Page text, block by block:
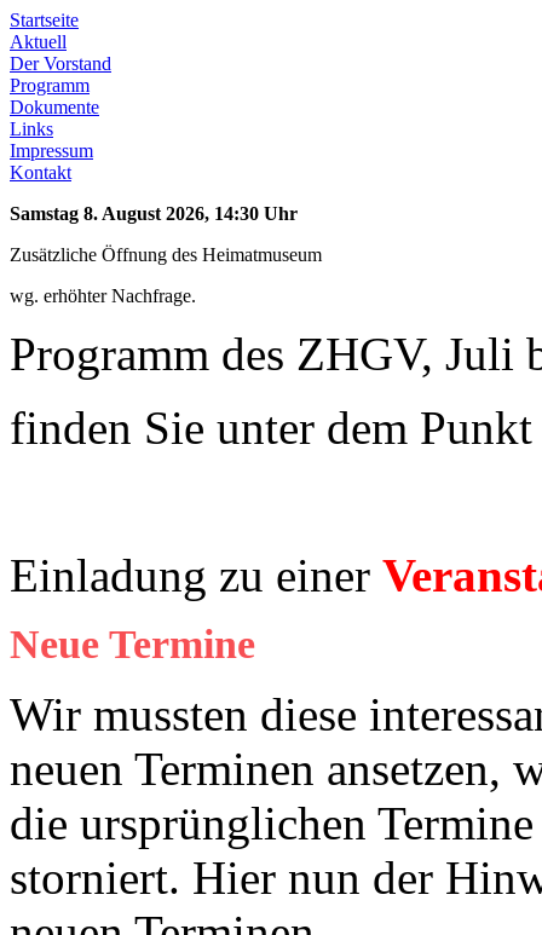
Startseite
Aktuell
Der Vorstand
Programm
Dokumente
Links
Impressum
Kontakt
Samstag 8. August 2026, 14:30 Uhr
Zusätzliche Öffnung des Heimatmuseum
wg. erhöhter Nachfrage.
Programm des ZHGV, Juli
finden Sie unter dem
Einladung zu einer
Neue Termine
Wir mussten diese
neuen Terminen ansetzen,
die ursprünglichen
storniert. Hier nun der